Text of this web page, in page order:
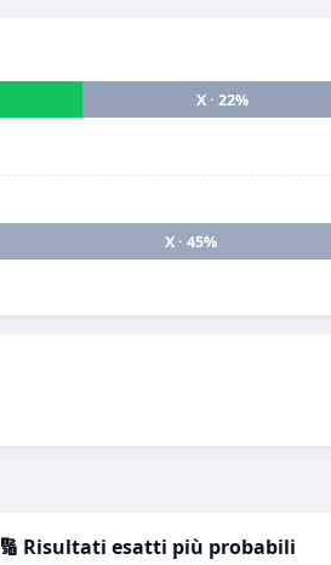
X · 22%
X · 45%
🔢 Risultati esatti più probabili